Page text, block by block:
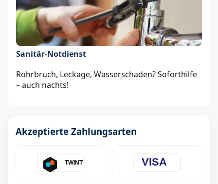
Sanitär‑Notdienst
Rohrbruch, Leckage, Wasserschaden? Soforthilfe
– auch nachts!
Akzeptierte Zahlungsarten
TWINT VISA